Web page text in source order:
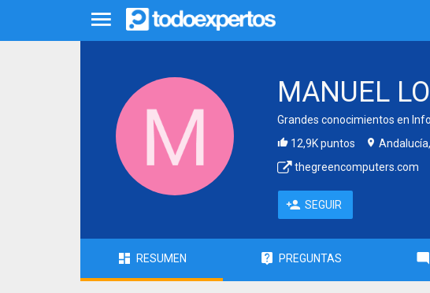
MANUEL
Grandes conocimientos en
12,9K puntos
thegreencomputers.com
SEGUIR
RESUMEN PREGUNTAS